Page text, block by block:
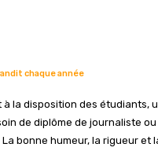
chaque année
la disposition des étudiants,
de diplôme de journaliste
La bonne humeur, la rigueur et